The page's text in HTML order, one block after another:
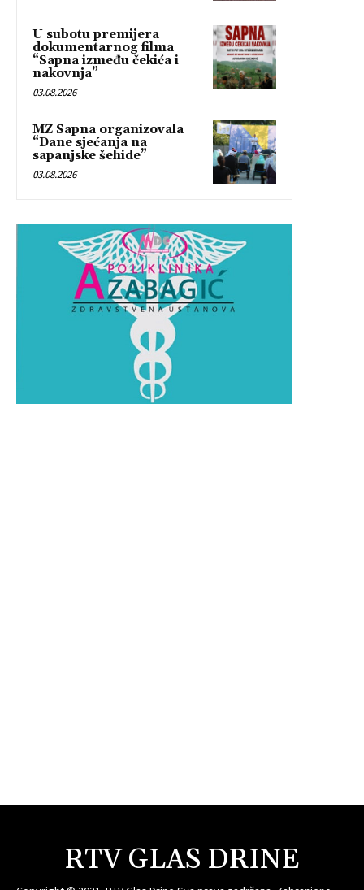
U subotu premijera
dokumentarnog filma
“Sapna između čekića i
nakovnja”
03.08.2026
MZ Sapna organizovala
“Dane sjećanja na
sapanjske šehide”
03.08.2026
RTV GLAS DRINE